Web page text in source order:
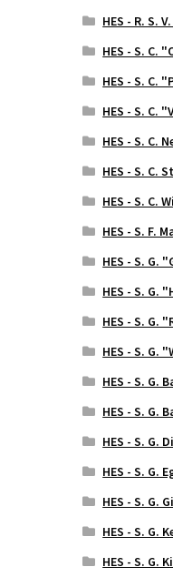
HES - R. S.
HES - S. C.
HES - S. C.
HES - S. C.
HES - S. C.
HES - S. C.
HES - S. C.
HES - S. F.
HES - S. G.
HES - S. G.
HES - S. G.
HES - S. G.
HES - S. G.
HES - S. G.
HES - S. G.
HES - S. G.
HES - S. G.
HES - S. G.
HES - S. G.